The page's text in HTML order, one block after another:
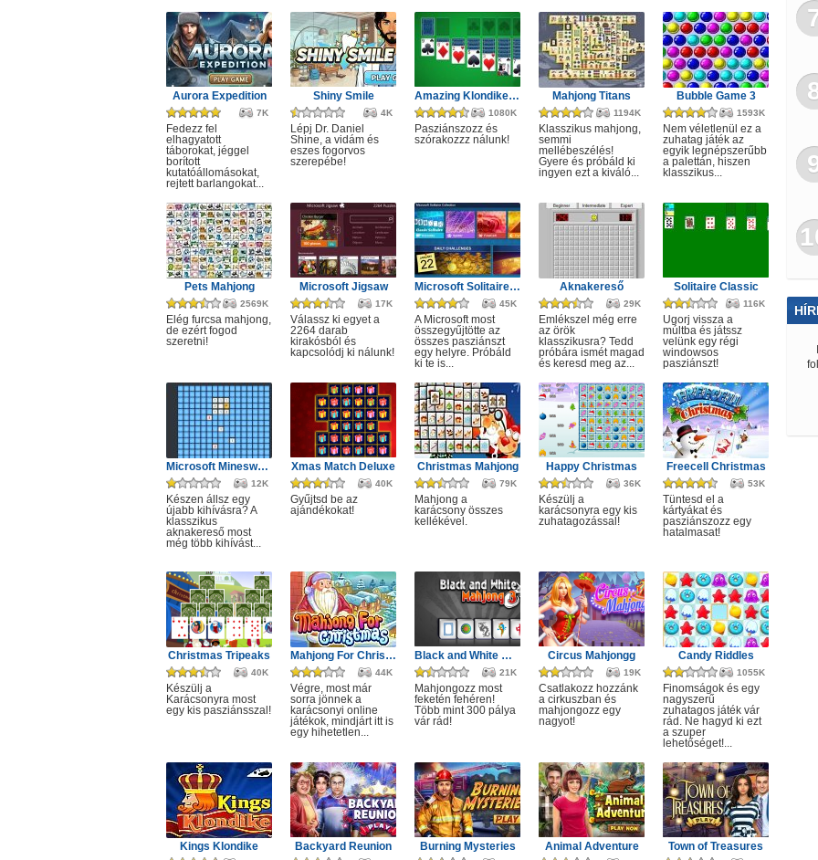
Aurora Expedition
7K
Fedezz fel
elhagyatott
táborokat, jéggel
borított
kutatóállomásokat,
rejtett barlangokat...
Shiny Smile
4K
Lépj Dr. Daniel
Shine, a vidám és
eszes fogorvos
szerepébe!
Amazing Klondike Solitaire
1080K
Pasziánszozz és
szórakozzz nálunk!
Mahjong Titans
1194K
Klasszikus mahjong,
semmi
mellébeszélés!
Gyere és próbáld ki
ingyen ezt a kiváló...
Bubble Game 3
1593K
Nem véletlenül ez a
zuhatag játék az
egyik legnépszerűbb
a palettán, hiszen
klasszikus...
Pets Mahjong
2569K
Elég furcsa mahjong,
de ezért fogod
szeretni!
Microsoft Jigsaw
17K
Válassz ki egyet a
2264 darab
kirakósból és
kapcsolódj ki nálunk!
Microsoft Solitaire Collection
45K
A Microsoft most
összegyűjtötte az
összes pasziánszt
egy helyre. Próbáld
ki te is...
Aknakereső
29K
Emlékszel még erre
az örök
klasszikusra? Tedd
próbára ismét magad
és keresd meg az...
Solitaire Classic
116K
Ugorj vissza a
múltba és játssz
velünk egy régi
windowsos
pasziánszt!
Microsoft Minesweeper
12K
Készen állsz egy
újabb kihívásra? A
klasszikus
aknakereső most
még több kihívást...
Xmas Match Deluxe
40K
Gyűjtsd be az
ajándékokat!
Christmas Mahjong
79K
Mahjong a
karácsony összes
kellékével.
Happy Christmas
36K
Készülj a
karácsonyra egy kis
zuhatagozással!
Freecell Christmas
53K
Tüntesd el a
kártyákat és
pasziánszozz egy
hatalmasat!
Christmas Tripeaks
40K
Készülj a
Karácsonyra most
egy kis pasziánsszal!
Mahjong For Christmas
44K
Végre, most már
sorra jönnek a
karácsonyi online
játékok, mindjárt itt is
egy hihetetlen...
Black and White Mahjong 3
21K
Mahjongozz most
feketén fehéren!
Több mint 300 pálya
vár rád!
Circus Mahjongg
19K
Csatlakozz hozzánk
a cirkuszban és
mahjongozz egy
nagyot!
Candy Riddles
1055K
Finomságok és egy
nagyszerű
zuhatagos játék vár
rád. Ne hagyd ki ezt
a szuper
lehetőséget!...
Kings Klondike Backyard Reunion Burning Mysteries Animal Adventure Town of Treasures